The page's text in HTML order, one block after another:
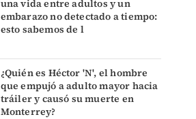
una vida entre adultos y un
embarazo no detectado a tiempo:
esto sabemos de l
¿Quién es Héctor 'N', el hombre
que empujó a adulto mayor hacia
tráiler y causó su muerte en
Monterrey?